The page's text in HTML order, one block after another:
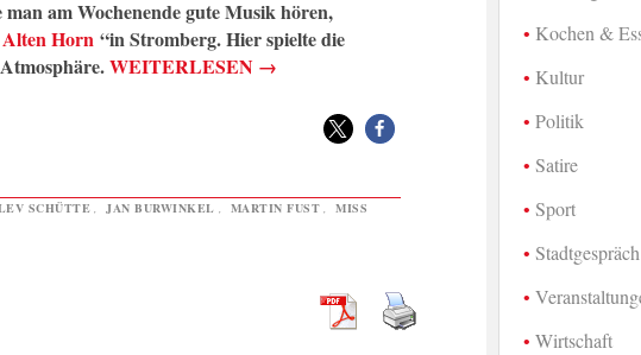
am Wochenende gute Musik hören,
Horn “in Stromberg. Hier spielte die
WEITERLESEN →
SCHÜTTE JAN BURWINKEL MARTIN FUST
MISS
Kochen &
Kultur
Politik
Satire
Sport
Stadtgespräch
Wirtschaft